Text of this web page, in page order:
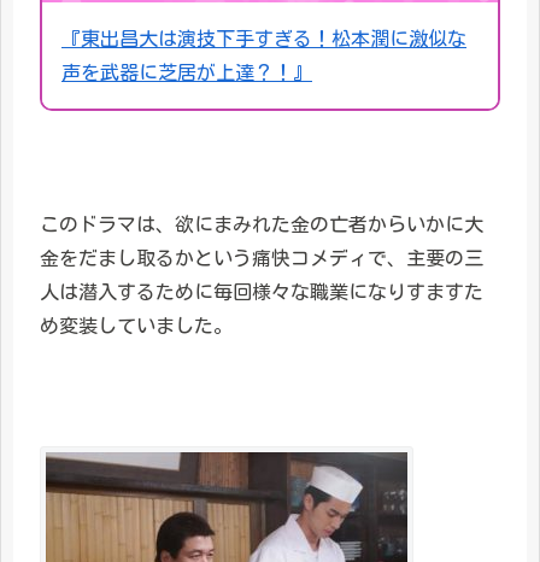
『東出昌大は演技下手すぎる！松本潤に激似な
声を武器に芝居が上達？！』
このドラマは、欲にまみれた金の亡者からいかに大
金をだまし取るかという痛快コメディで、主要の三
人は潜入するために毎回様々な職業になりすますた
め変装していました。